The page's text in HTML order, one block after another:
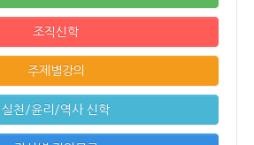
조직신학
주제별강의
실천/윤리/역사 신학